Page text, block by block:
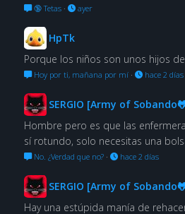
🔞 Tetas· ayer
HpTk
Porque los niños son unos hijos
Hoy por ti, mañana por mí· hace 2 días
SERGIO [Army of
Hombre pero es que las
sí rotundo, solo necesitas una
No. ¿Verdad que no?· hace 2 días
SERGIO [Army of
Hay una estúpida manía de